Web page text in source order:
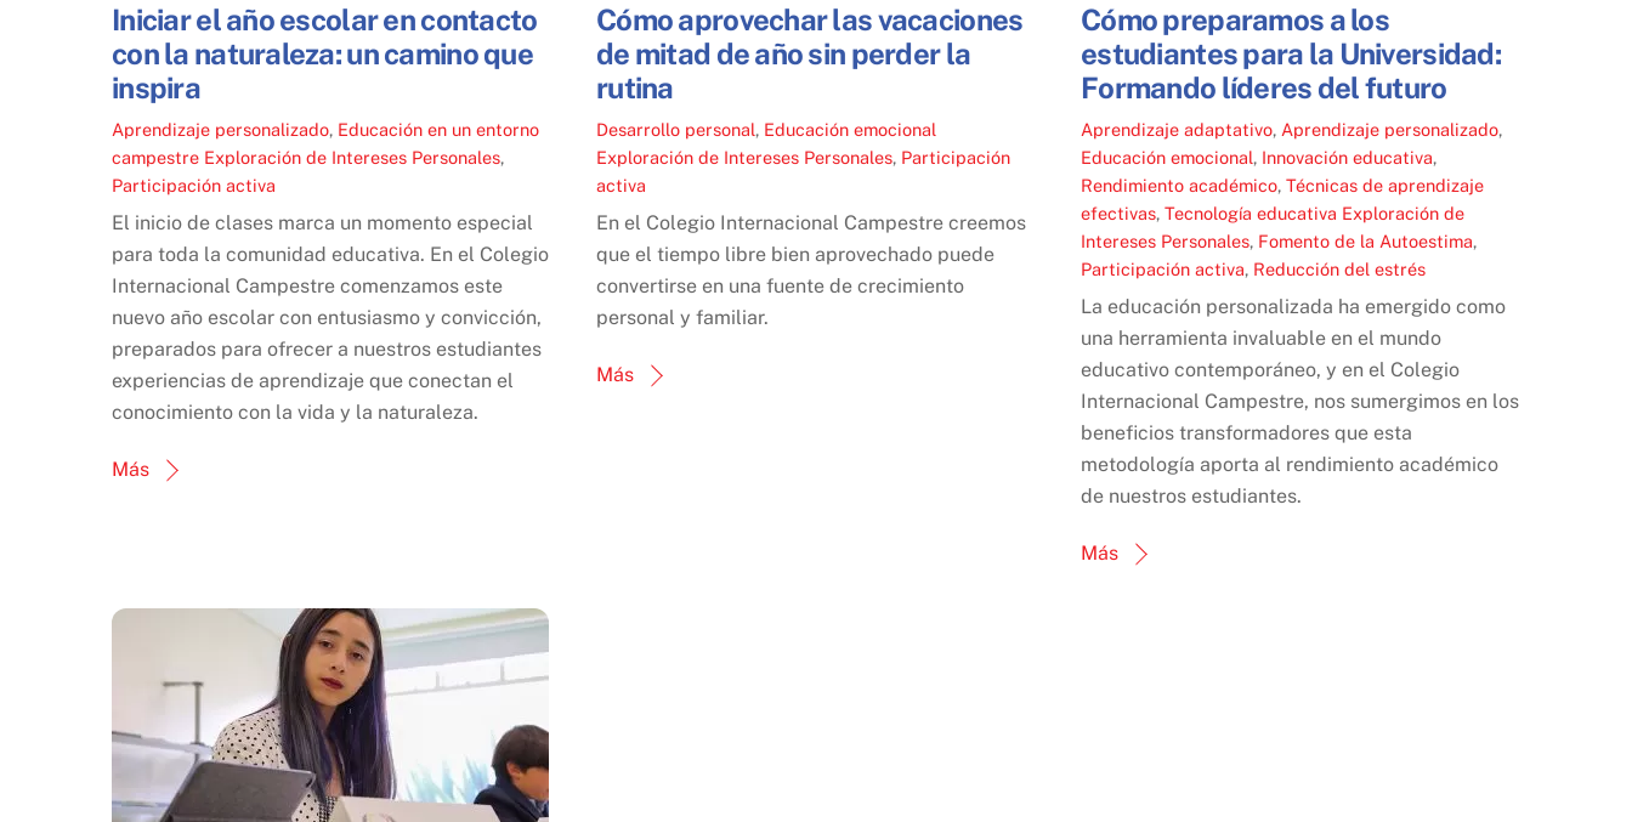
Iniciar el año escolar en contacto
con la naturaleza: un camino que
inspira
Aprendizaje personalizado, Educación en un entorno
campestre Exploración de Intereses Personales,
Participación activa
El inicio de clases marca un momento especial
para toda la comunidad educativa. En el Colegio
Internacional Campestre comenzamos este
nuevo año escolar con entusiasmo y convicción,
preparados para ofrecer a nuestros estudiantes
experiencias de aprendizaje que conectan el
conocimiento con la vida y la naturaleza.
Más
Cómo aprovechar las vacaciones
de mitad de año sin perder la
rutina
Desarrollo personal, Educación emocional
Exploración de Intereses Personales, Participación
activa
En el Colegio Internacional Campestre creemos
que el tiempo libre bien aprovechado puede
convertirse en una fuente de crecimiento
personal y familiar.
Más
Cómo preparamos a los
estudiantes para la Universidad:
Formando líderes del futuro
Aprendizaje adaptativo, Aprendizaje personalizado,
Educación emocional, Innovación educativa,
Rendimiento académico,Técnicas de aprendizaje
efectivas,Tecnología educativa Exploración de
Intereses Personales, Fomento de la Autoestima,
Participación activa, Reducción del estrés
La educación personalizada ha emergido como
una herramienta invaluable en el mundo
educativo contemporáneo, y en el Colegio
Internacional Campestre, nos sumergimos en los
beneficios transformadores que esta
metodología aporta al rendimiento académico
de nuestros estudiantes.
Más